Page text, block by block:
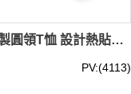
T868 印製圓領T恤 設計熱貼膜圓領T恤 香港 電腦教育學會 製作圓領T恤生產商 黑色 客 製 t 恤
PV:(4113)